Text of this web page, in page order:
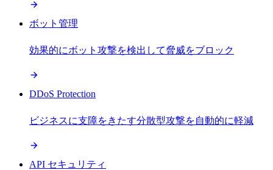
ボット管理
効果的にボット攻撃を検出して脅威をブロック
DDoS Protection
ビジネスに支障をきたす分散型攻撃を自動的に軽減
API セキュリティ